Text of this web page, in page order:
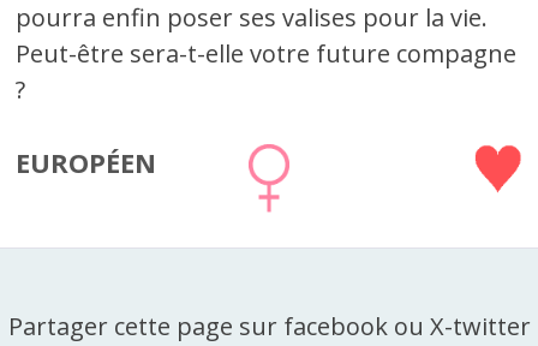
pourra enfin poser ses valises pour la vie.
Peut-être sera-t-elle votre future compagne
?
EUROPÉEN
Partager cette page sur facebook ou X-twitter